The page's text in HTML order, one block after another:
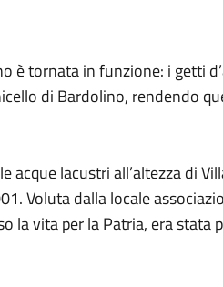
è tornata in funzione: i getti
di Bardolino, rendendo
acque lacustri all’altezza di
Voluta dalla locale
la vita per la Patria, era